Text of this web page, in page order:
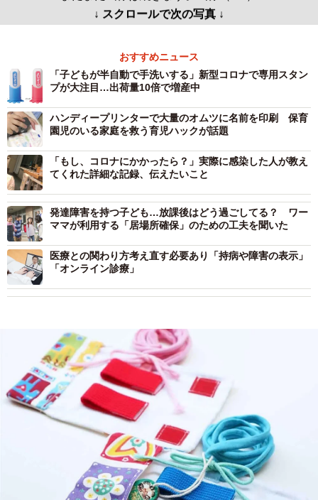
↓ スクロールで次の写真 ↓
おすすめニュース
「子どもが半自動で手洗いする」新型コロナで専用スタン
プが大注目…出荷量10倍で増産中
ハンディープリンターで大量のオムツに名前を印刷 保育
園児のいる家庭を救う育児ハックが話題
「もし、コロナにかかったら？」実際に感染した人が教え
てくれた詳細な記録、伝えたいこと
発達障害を持つ子ども…放課後はどう過ごしてる？ ワー
ママが利用する「居場所確保」のための工夫を聞いた
医療との関わり方考え直す必要あり「持病や障害の表示」
「オンライン診療」